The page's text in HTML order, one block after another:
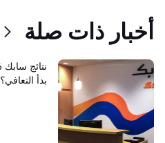
أخبار ذات صلة
بدأ التعافي؟